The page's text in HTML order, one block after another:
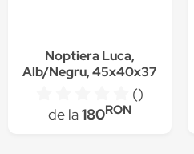
Noptiera Luca,
Alb/Negru, 45x40x37
()
de la180RON